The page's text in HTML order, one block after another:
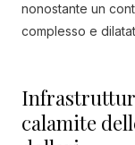
nonostante un
complesso e
calamite